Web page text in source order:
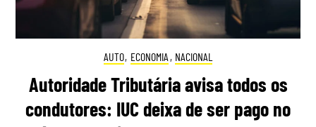
AUTO, ECONOMIA , NACIONAL
Autoridade Tributária avisa todos os
condutores: IUC deixa de ser pago no